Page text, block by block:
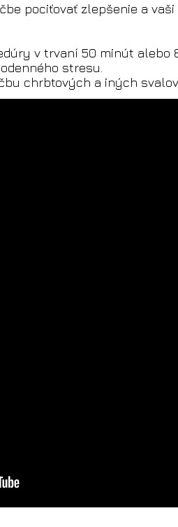
pociťovať zlepšenie a
v trvaní 50 minút alebo
stresu.
chrbtových a iných